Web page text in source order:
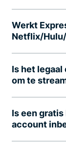
Werkt
Netflix/Hulu/
Is het legaal
om te
Is een
account